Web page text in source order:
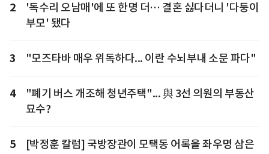
2
'독수리 오남매'에 또 한명 더… 결혼 싫다더니 '다둥이
부모' 됐다
3 "모즈타바 매우 위독하다... 이란 수뇌부내 소문 파다"
4
"폐기 버스 개조해 청년주택"... 與 3선 의원의 부동산
묘수?
5
[박정훈 칼럼] 국방장관이 모택동 어록을 좌우명 삼은